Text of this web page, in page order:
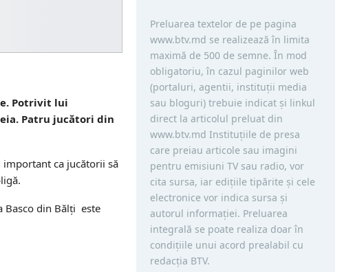
Potrivit lui
Patru jucători din
important ca jucătorii să
Basco din Bălți este
Preluarea textelor de pe pagina
www.btv.md se realizează în limita
maximă de 500 de semne. În mod
obligatoriu, în cazul paginilor web
(portaluri, agentii, instituţii media
sau bloguri) trebuie indicat şi linkul
direct la articolul preluat din
www.btv.md Instituţiile de presa
care preiau articole sau imagini
pentru emisiuni TV sau radio, vor
cita sursa, iar ediţiile tipărite și cele
electronice vor indica sursa şi
autorul informaţiei. Preluarea
integrală se poate realiza doar în
condiţiile unui acord prealabil cu
redacţia BTV.